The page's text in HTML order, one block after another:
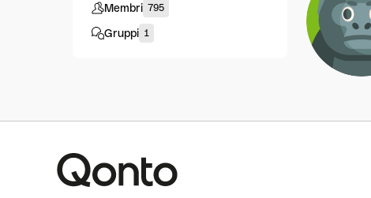
Membri 795
Gruppi 1